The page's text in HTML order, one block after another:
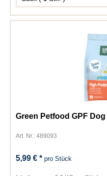
Green Petfood GPF
Art. Nr.: 489093
5,99 € *pro Stück